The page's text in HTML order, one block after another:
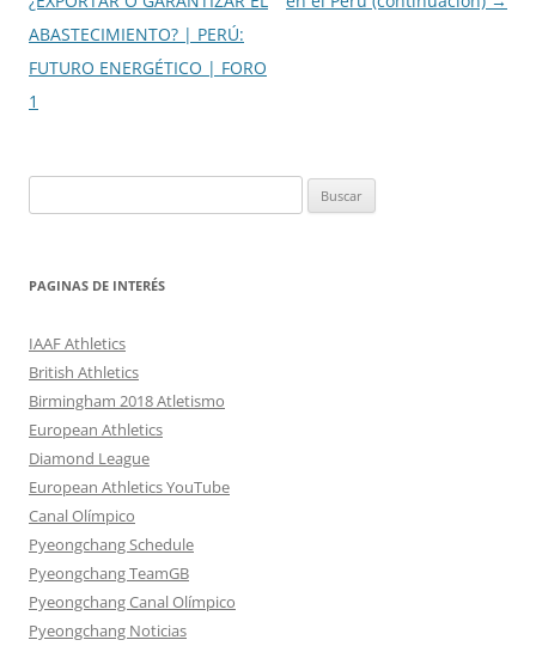
entradas
ABASTECIMIENTO? | PERÚ:
FUTURO ENERGÉTICO | FORO
1
PAGINAS DE INTERÉS
IAAF Athletics
British Athletics
Birmingham 2018 Atletismo
European Athletics
Diamond League
European Athletics YouTube
Canal Olímpico
Pyeongchang Schedule
Pyeongchang TeamGB
Pyeongchang Canal Olímpico
Pyeongchang Noticias